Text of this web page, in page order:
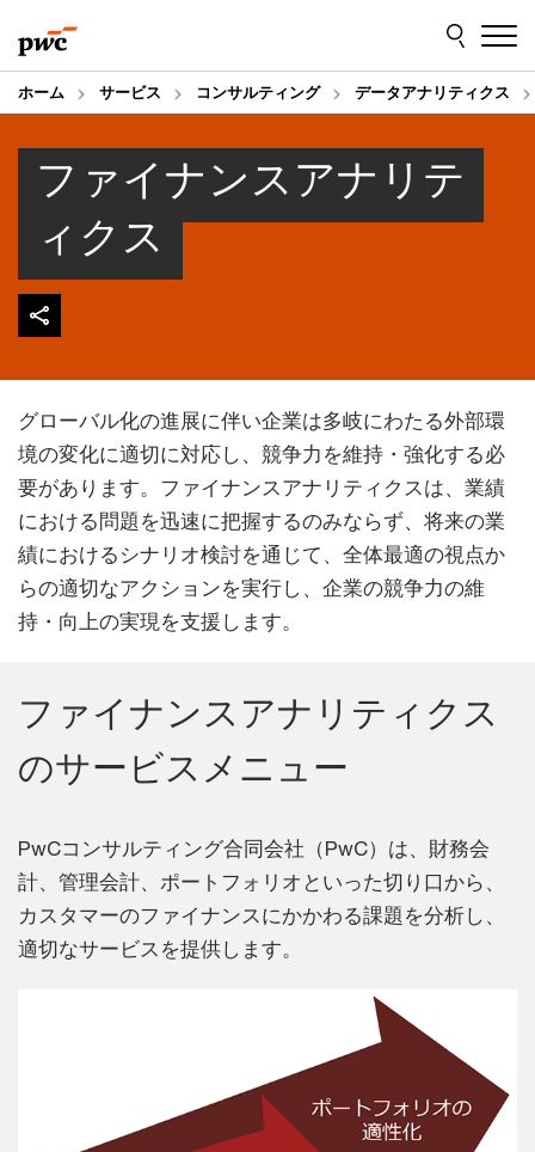
to
content
to
footer
ホーム サービス コンサルティング データアナリティクス
ファイナンスアナリテ
ィクス
グローバル化の進展に伴い企業は多岐にわたる外部環
境の変化に適切に対応し、競争力を維持・強化する必
要があります。ファイナンスアナリティクスは、業績
における問題を迅速に把握するのみならず、将来の業
績におけるシナリオ検討を通じて、全体最適の視点か
らの適切なアクションを実行し、企業の競争力の維
持・向上の実現を支援します。
ファイナンスアナリティクス
のサービスメニュー
PwCコンサルティング合同会社（PwC）は、財務会
計、管理会計、ポートフォリオといった切り口から、
カスタマーのファイナンスにかかわる課題を分析し、
適切なサービスを提供します。